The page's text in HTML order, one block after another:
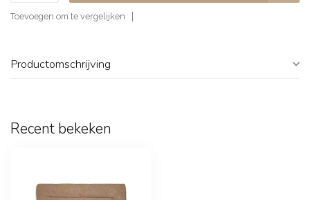
Toevoegen om te vergelijken
Productomschrijving
Recent bekeken